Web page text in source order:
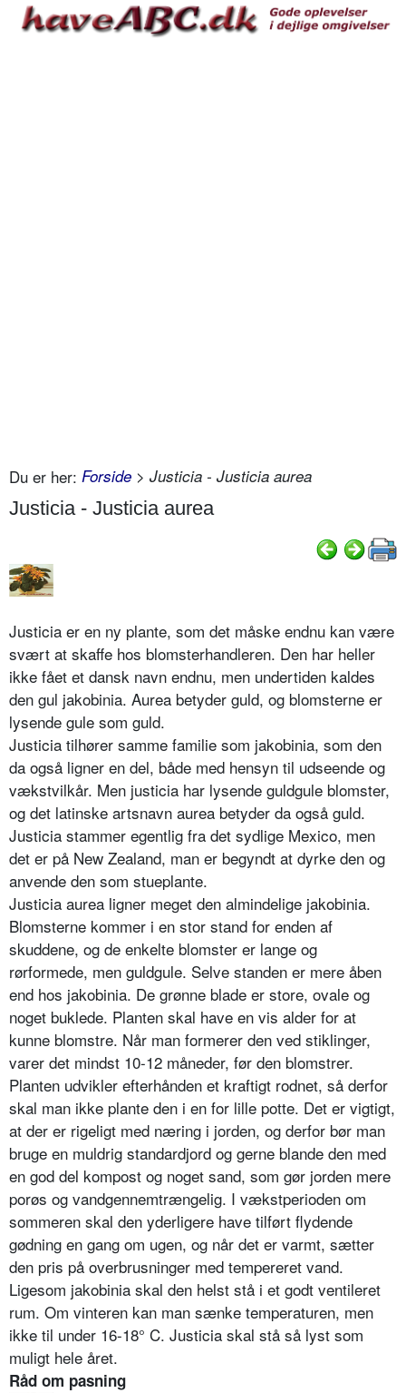
Du er her: Forside > Justicia - Justicia aurea
Justicia - Justicia aurea
Justicia er en ny plante, som det måske endnu kan være
svært at skaffe hos blomsterhandleren. Den har heller
ikke fået et dansk navn endnu, men undertiden kaldes
den gul jakobinia. Aurea betyder guld, og blomsterne er
lysende gule som guld.
Justicia tilhører samme familie som jakobinia, som den
da også ligner en del, både med hensyn til udseende og
vækstvilkår. Men justicia har lysende guldgule blomster,
og det latinske artsnavn aurea betyder da også guld.
Justicia stammer egentlig fra det sydlige Mexico, men
det er på New Zealand, man er begyndt at dyrke den og
anvende den som stueplante.
Justicia aurea ligner meget den almindelige jakobinia.
Blomsterne kommer i en stor stand for enden af
skuddene, og de enkelte blomster er lange og
rørformede, men guldgule. Selve standen er mere åben
end hos jakobinia. De grønne blade er store, ovale og
noget buklede. Planten skal have en vis alder for at
kunne blomstre. Når man formerer den ved stiklinger,
varer det mindst 10-12 måneder, før den blomstrer.
Planten udvikler efterhånden et kraftigt rodnet, så derfor
skal man ikke plante den i en for lille potte. Det er vigtigt,
at der er rigeligt med næring i jorden, og derfor bør man
bruge en muldrig standardjord og gerne blande den med
en god del kompost og noget sand, som gør jorden mere
porøs og vandgennemtrængelig. I vækstperioden om
sommeren skal den yderligere have tilført flydende
gødning en gang om ugen, og når det er varmt, sætter
den pris på overbrusninger med tempereret vand.
Ligesom jakobinia skal den helst stå i et godt ventileret
rum. Om vinteren kan man sænke temperaturen, men
ikke til under 16-18° C. Justicia skal stå så lyst som
muligt hele året.
Råd om pasning